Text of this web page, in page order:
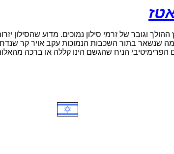
וגובר של זרמי סילון נמוכים. מדוע שהסילון
שנשאר בתור השכבות הנמוכות עקב אויר קר
הניח שהגשם הינו קללה או ברכה